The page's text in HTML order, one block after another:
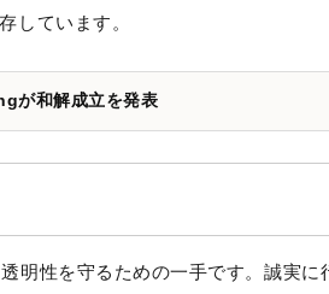
しています。
が和解成立を発表
明性を守るための一手です。誠実に